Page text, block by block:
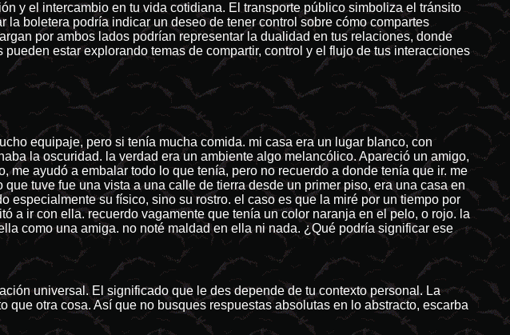
y el intercambio en tu vida cotidiana. El transporte público simboliza el tránsito
boletera podría indicar un deseo de tener control sobre cómo compartes
por ambos lados podrían representar la dualidad en tus relaciones, donde
estar explorando temas de compartir, control y el flujo de tus interacciones
equipaje, pero si tenía mucha comida. mi casa era un lugar blanco, con
la oscuridad. la verdad era un ambiente algo melancólico. Apareció un amigo,
me ayudó a embalar todo lo que tenía, pero no recuerdo a donde tenía que ir. me
tuve fue una vista a una calle de tierra desde un primer piso, era una casa en
especialmente su físico, sino su rostro. el caso es que la miré por un tiempo por
a ir con ella. recuerdo vagamente que tenía un color naranja en el pelo, o rojo. la
como una amiga. no noté maldad en ella ni nada. ¿Qué podría significar ese
universal. El significado que le des depende de tu contexto personal. La
otra cosa. Así que no busques respuestas absolutas en lo abstracto, escarba